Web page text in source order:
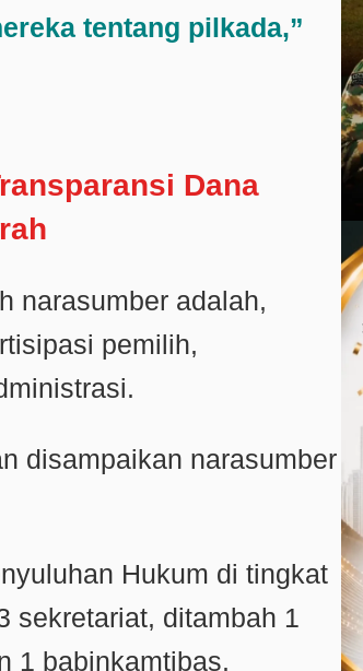
tentang pilkada,”
Dana
narasumber adalah,
pemilih,
disampaikan narasumber
Hukum di tingkat
sekretariat, ditambah 1
1 babinkamtibas.